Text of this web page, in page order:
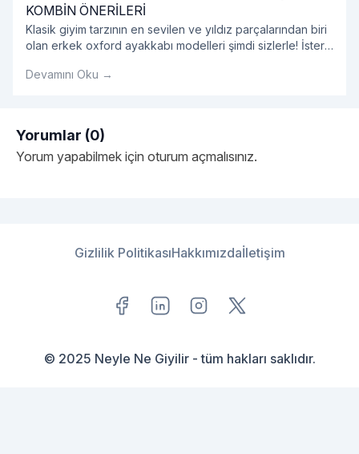
KOMBİN ÖNERİLERİ
Klasik giyim tarzının en sevilen ve yıldız parçalarından biri
olan erkek oxford ayakkabı modelleri şimdi sizlerle! İster
kullanılabilecek olan erkek oxford ayakkabı kombinlerini
Devamını Oku →
Yorumlar (0)
Yorum yapabilmek için oturum açmalısınız.
Gizlilik PolitikasıHakkımızdaİletişim
© 2025 Neyle Ne Giyilir - tüm hakları saklıdır.